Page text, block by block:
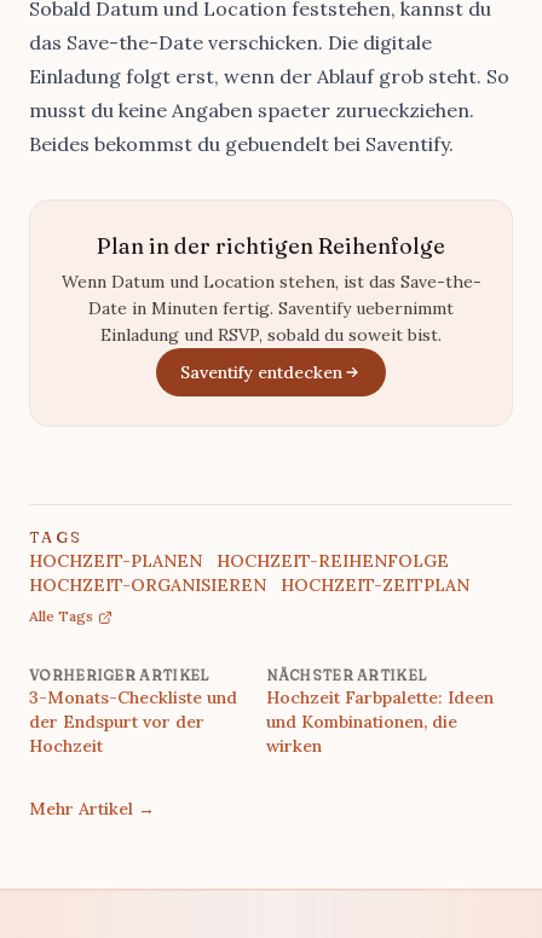
Sobald Datum und Location feststehen, kannst du
das Save-the-Date verschicken. Die digitale
Einladung folgt erst, wenn der Ablauf grob steht. So
musst du keine Angaben spaeter zurueckziehen.
Beides bekommst du gebuendelt bei Saventify.
Plan in der richtigen Reihenfolge
Wenn Datum und Location stehen, ist das Save-the-
Date in Minuten fertig. Saventify uebernimmt
Einladung und RSVP, sobald du soweit bist.
Saventify entdecken
TAGS
HOCHZEIT-PLANEN
HOCHZEIT-REIHENFOLGE
HOCHZEIT-ORGANISIEREN
HOCHZEIT-ZEITPLAN
Alle Tags
VORHERIGER ARTIKEL
3-Monats-Checkliste und
der Endspurt vor der
Hochzeit
NÄCHSTER ARTIKEL
Hochzeit Farbpalette: Ideen
und Kombinationen, die
wirken
Mehr Artikel →